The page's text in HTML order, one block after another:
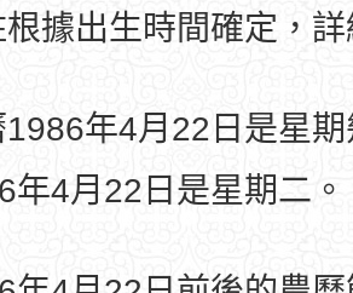
根據出生時間確定，
1986年4月22日是星
年4月22日是星期二。